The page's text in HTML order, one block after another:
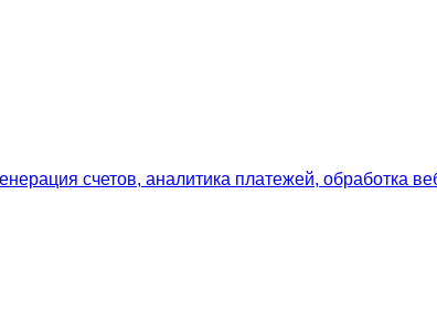
счетов, аналитика платежей, обработка